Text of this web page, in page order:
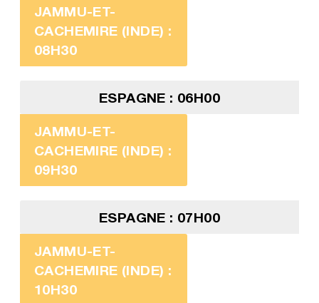
JAMMU-ET-
CACHEMIRE (INDE) :
08H30
ESPAGNE : 06H00
JAMMU-ET-
CACHEMIRE (INDE) :
09H30
ESPAGNE : 07H00
JAMMU-ET-
CACHEMIRE (INDE) :
10H30